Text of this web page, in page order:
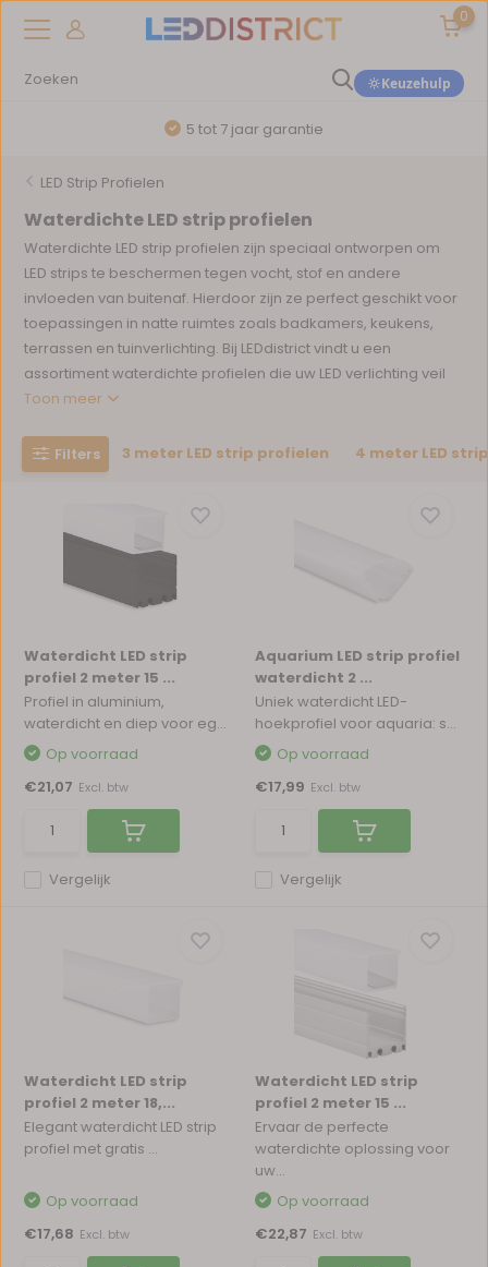
0
Keuzehulp
5 tot 7 jaar garantie
LED Strip Profielen
Waterdichte LED strip profielen
Waterdichte LED strip profielen zijn speciaal ontworpen om
LED strips te beschermen tegen vocht, stof en andere
invloeden van buitenaf. Hierdoor zijn ze perfect geschikt voor
toepassingen in natte ruimtes zoals badkamers, keukens,
terrassen en tuinverlichting. Bij LEDdistrict vindt u een
assortiment waterdichte profielen die uw LED verlichting veil
Toon meer
Filters 3 meter LED strip profielen 4 meter LED
Waterdicht LED strip
profiel 2 meter 15 ...
Profiel in aluminium,
waterdicht en diep voor eg...
Vergelijk
Op voorraad
€21,07 Excl. btw
Aquarium LED strip profiel
waterdicht 2 ...
Uniek waterdicht LED-
hoekprofiel voor aquaria: s...
Vergelijk
Op voorraad
€17,99 Excl. btw
Waterdicht LED strip
profiel 2 meter 18,...
Elegant waterdicht LED strip
profiel met gratis ...
Op voorraad
€17,68 Excl. btw
Waterdicht LED strip
profiel 2 meter 15 ...
Ervaar de perfecte
waterdichte oplossing voor
uw...
Op voorraad
€22,87 Excl. btw